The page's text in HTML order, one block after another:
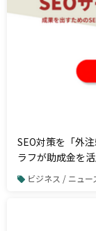
SEO対策を「外
ラフが助成金を
ビジネス / ニュー